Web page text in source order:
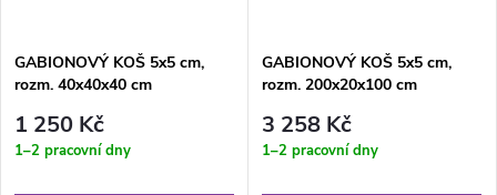
GABIONOVÝ KOŠ 5x5 cm,
rozm. 40x40x40 cm
1 250 Kč
1–2 pracovní dny
GABIONOVÝ KOŠ 5x5 cm,
rozm. 200x20x100 cm
3 258 Kč
1–2 pracovní dny